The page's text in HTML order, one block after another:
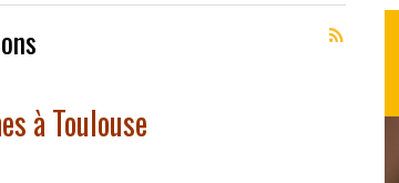
à Toulouse